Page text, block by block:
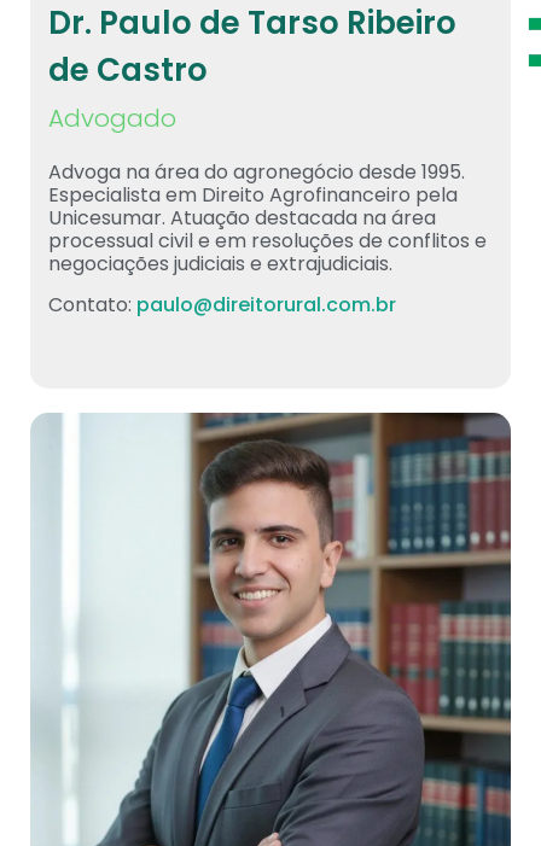
Dr. Paulo de Tarso Ribeiro
de Castro
Advogado
Advoga na área do agronegócio desde 1995.
Especialista em Direito Agrofinanceiro pela
Unicesumar. Atuação destacada na área
processual civil e em resoluções de conflitos e
negociações judiciais e extrajudiciais.
Contato: paulo@direitorural.com.br